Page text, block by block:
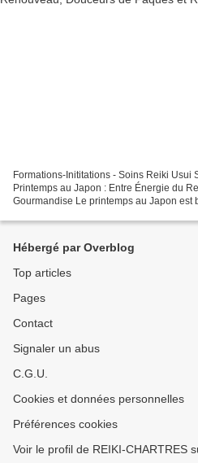
Formations-Inititations - Soins Reiki Usui
Printemps au Japon : Entre Énergie du
Gourmandise Le printemps au Japon est
Hébergé par Overblog
Top articles
Pages
Contact
Signaler un abus
C.G.U.
Cookies et données personnelles
Préférences cookies
Voir le profil de REIKI-CHARTRES